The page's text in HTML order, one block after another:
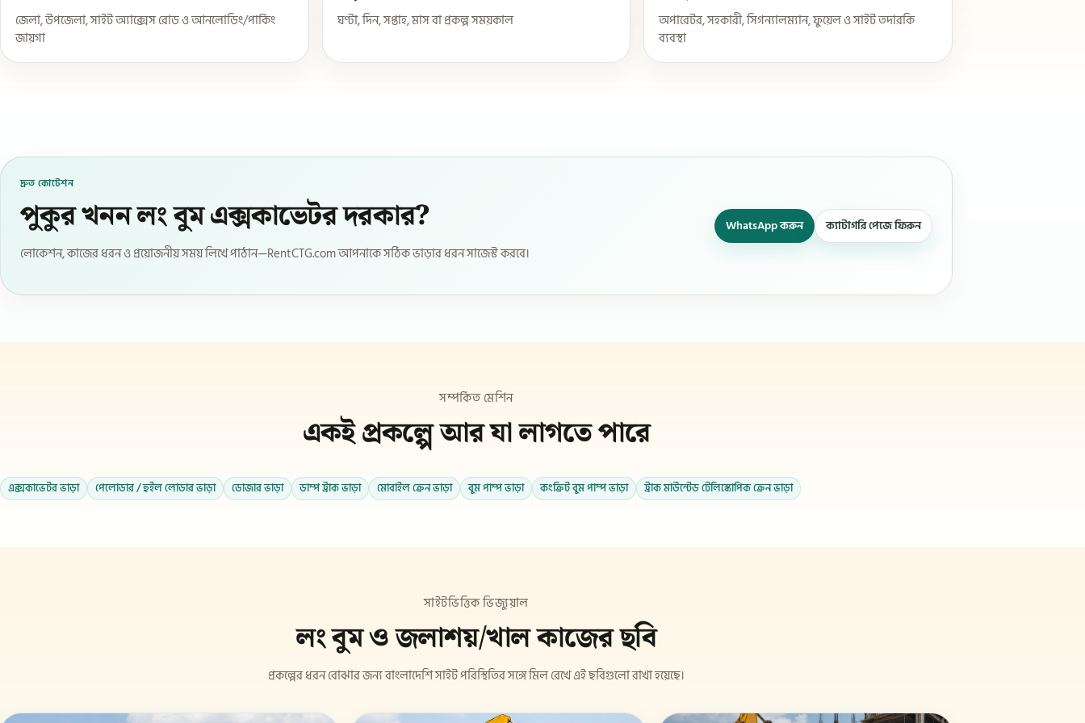
জেলা, উপজেলা, সাইট অ্যাক্সেস রোড ও আনলোডিং/পার্কিং
জায়গা
ঘণ্টা, দিন, সপ্তাহ, মাস বা প্রকল্প সময়কাল
অপারেটর, সহকারী, সিগন্যালম্যান, ফুয়েল ও সাইট তদারকি
ব্যবস্থা
দ্রুত কোটেশন
পুকুর খনন লং বুম এক্সকাভেটর দরকার?
লোকেশন, কাজের ধরন ও প্রয়োজনীয় সময় লিখে পাঠান—RentCTG.com আপনাকে সঠিক ভাড়ার ধরন সাজেস্ট করবে।
WhatsApp করুন ক্যাটাগরি পেজে ফিরুন
সম্পর্কিত মেশিন
একই প্রকল্পে আর যা লাগতে পারে
এক্সকাভেটর ভাড়া পেলোডার / হুইল লোডার ভাড়া ডোজার ভাড়া ডাম্প ট্রাক ভাড়া মোবাইল ক্রেন ভাড়া বুম পাম্প ভাড়া কংক্রিট বুম পাম্প ভাড়া ট্রাক মাউন্টেড টেলিস্কোপিক ক্রেন ভাড়া
সাইটভিত্তিক ভিজ্যুয়াল
লং বুম ও জলাশয়/খাল কাজের ছবি
প্রকল্পের ধরন বোঝার জন্য বাংলাদেশি সাইট পরিস্থিতির সঙ্গে মিল রেখে এই ছবিগুলো রাখা হয়েছে।